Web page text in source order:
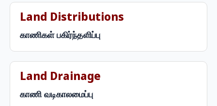
Land Distributions
காணிகள் பகிர்ந்தளிப்பு
Land Drainage
காணி வடிகாலமைப்பு